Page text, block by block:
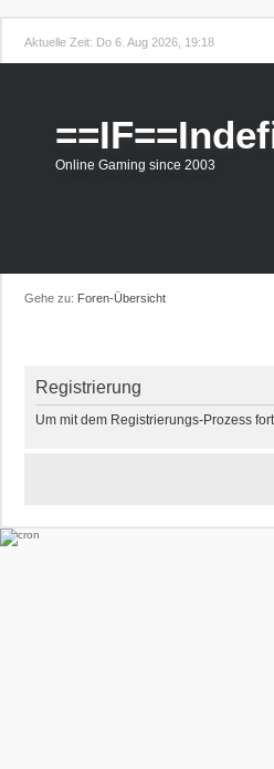
Aktuelle Zeit: Do 6. Aug 2026, 19:18
Online Gaming since 2003
Gehe zu: Foren-Übersicht
Registrierung
Um mit dem Registrierungs-Prozess